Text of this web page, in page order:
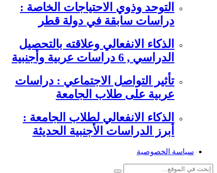
التوحد وذوي الاحتياجات الخاصة :
دراسات سابقة في دولة قطر
الذكاء الانفعالي وعلاقته بالتحصيل
الدراسي , 6 دراسات عربية وأجنبية
تأثير التواصل الاجتماعي : دراسات
عربية على طلاب الجامعة
الذكاء الانفعالي لطلاب الجامعة :
أبرز الدراسات الأجنبية الحديثة
سياسة الخصوصية